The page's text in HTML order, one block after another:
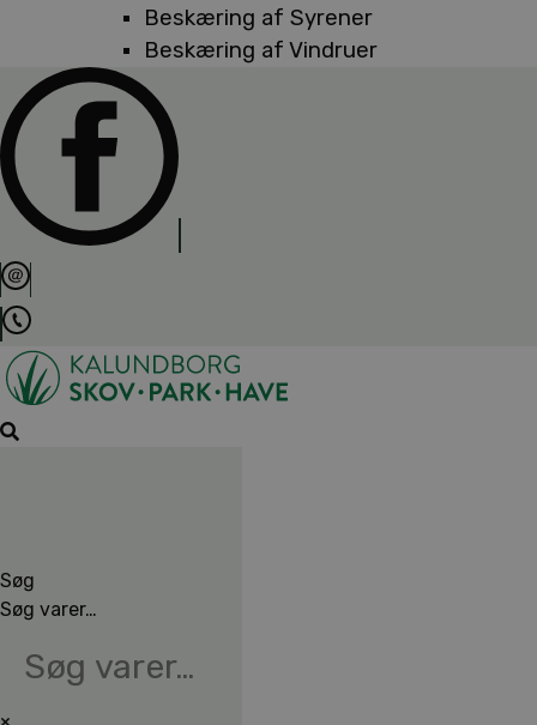
Beskæring af Syrener
Beskæring af Vindruer
Søg
Søg varer…